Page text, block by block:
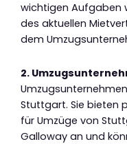
wichtigen Aufgaben
des aktuellen
dem
2.
Stuttgart. Sie bieten
für Umzüge von
Galloway an und